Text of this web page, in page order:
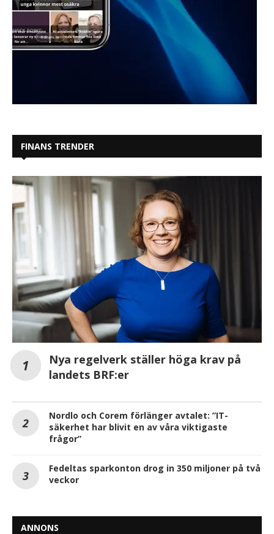
FINANS TRENDER
Nya regelverk ställer höga krav på
landets BRF:er
Nordlo och Corem förlänger avtalet: ”IT-
säkerhet har blivit en av våra viktigaste
frågor”
Fedeltas sparkonton drog in 350 miljoner på två
veckor
ANNONS